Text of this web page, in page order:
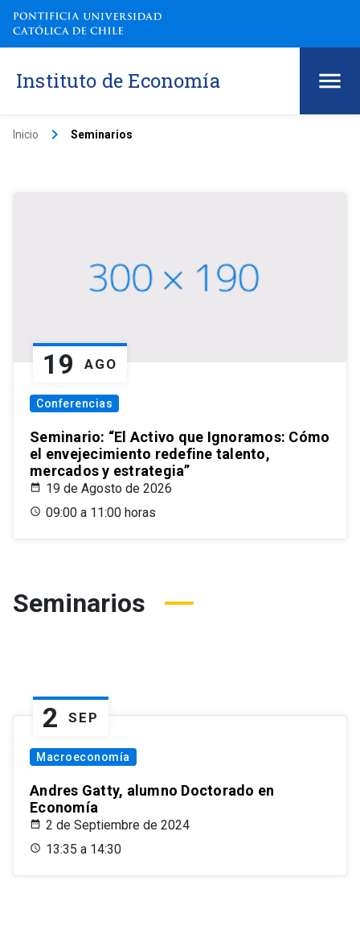
Instituto de Economía
Inicio keyboard_arrow_right Seminarios
19 AGO
Conferencias
Seminario: “El Activo que Ignoramos: Cómo
el envejecimiento redefine talento,
mercados y estrategia”
19 de Agosto de 2026
09:00 a 11:00 horas
Seminarios
2 SEP
Macroeconomía
Andres Gatty, alumno Doctorado en
Economía
2 de Septiembre de 2024
13:35 a 14:30